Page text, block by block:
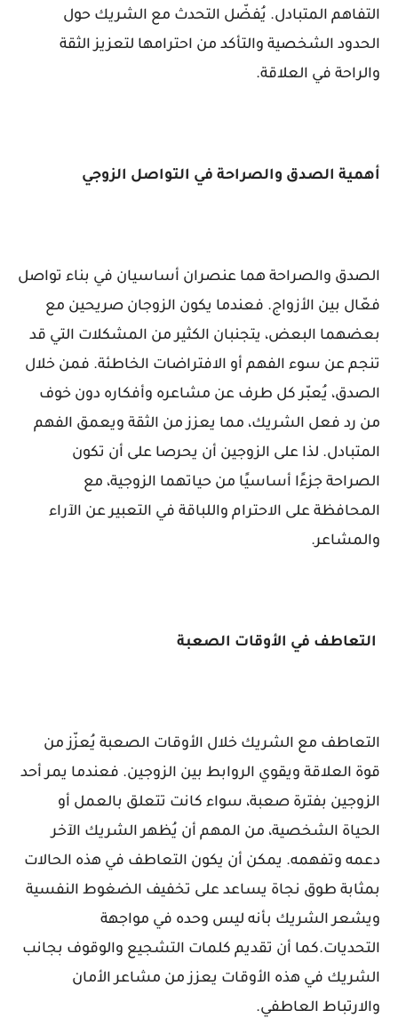
التفاهم المتبادل. يُفضّل التحدث مع الشريك حول
الحدود الشخصية والتأكد من احترامها لتعزيز الثقة
والراحة في العلاقة.
أهمية الصدق والصراحة في التواصل الزوجي
الصدق والصراحة هما عنصران أساسيان في بناء تواصل
فعّال بين الأزواج. فعندما يكون الزوجان صريحين مع
بعضهما البعض، يتجنبان الكثير من المشكلات التي قد
تنجم عن سوء الفهم أو الافتراضات الخاطئة. فمن خلال
الصدق، يُعبّر كل طرف عن مشاعره وأفكاره دون خوف
من رد فعل الشريك، مما يعزز من الثقة ويعمق الفهم
المتبادل. لذا على الزوجين أن يحرصا على أن تكون
الصراحة جزءًا أساسيًا من حياتهما الزوجية، مع
المحافظة على الاحترام واللباقة في التعبير عن الآراء
والمشاعر.
التعاطف في الأوقات الصعبة
التعاطف مع الشريك خلال الأوقات الصعبة يُعزّز من
قوة العلاقة ويقوي الروابط بين الزوجين. فعندما يمر أحد
الزوجين بفترة صعبة، سواء كانت تتعلق بالعمل أو
الحياة الشخصية، من المهم أن يُظهر الشريك الآخر
دعمه وتفهمه. يمكن أن يكون التعاطف في هذه الحالات
بمثابة طوق نجاة يساعد على تخفيف الضغوط النفسية
ويشعر الشريك بأنه ليس وحده في مواجهة
التحديات.كما أن تقديم كلمات التشجيع والوقوف بجانب
الشريك في هذه الأوقات يعزز من مشاعر الأمان
والارتباط العاطفي.